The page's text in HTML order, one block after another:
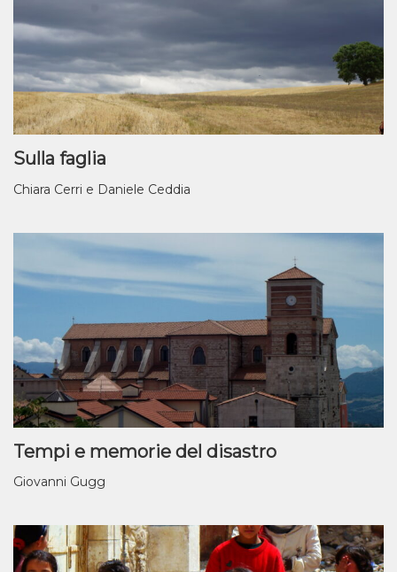
Sulla faglia
Chiara Cerri e Daniele Ceddia
Tempi e memorie del disastro
Giovanni Gugg